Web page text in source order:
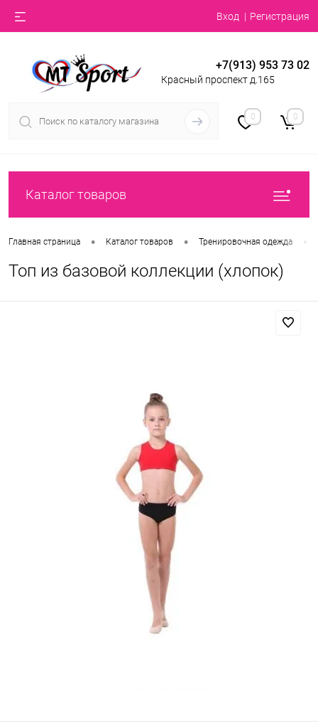
Вход Регистрация
+7(913) 953 73 02
Красный проспект д.165
0 0
Каталог товаров
Главная страница • Каталог товаров • Тренировочная одежда
Топ из базовой коллекции (хлопок)